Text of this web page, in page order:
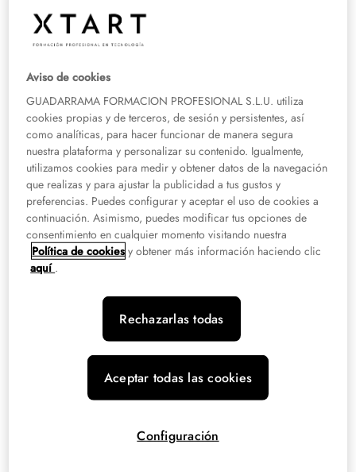
¿Cómo estará el mercado laboral cuando acabes tus estudios?
cuestión que crea bastante incertidumbre a partir de los 18 años. ¿Estás
poco en sintonía sobre el sistema educativo y el mercado laboral actual.
¿Qué es el mercado laboral?
El mundo laboral o mercado de trabajo es el ecosistema laboral en el que se
muestran las oportunidades de empleo y el conjunto de recursos humanos
disponibles de un país, comunidad, ciudad o región.Engloba las
actividades públicas de empleo, así como las ofertas privadas de trabajo.
En el mercado laboral encontramos tanto los datos de población
económicamente activa como las personas paradas que buscan un trabajo.
por ciento de paro y la empleabilidad de la región o país en concreto que se
esté analizando. La mano de obra que se contrata es la que se contabiliza
para las altas en la Seguridad Social, las cotizaciones de los trabajadores
Aviso de cookies
GUADARRAMA FORMACION PROFESIONAL S.L.U. utiliza
cookies propias y de terceros, de sesión y persistentes, así
como analíticas, para hacer funcionar de manera segura
nuestra plataforma y personalizar su contenido. Igualmente,
utilizamos cookies para medir y obtener datos de la navegación
que realizas y para ajustar la publicidad a tus gustos y
preferencias. Puedes configurar y aceptar el uso de cookies a
continuación. Asimismo, puedes modificar tus opciones de
consentimiento en cualquier momento visitando nuestra
Política de cookies y obtener más información haciendo clic
aquí .
Rechazarlas todas
Aceptar todas las cookies
Configuración